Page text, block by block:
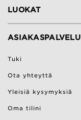
LUOKAT
ASIAKASPALVELU
Tuki
Ota yhteyttä
Yleisiä kysymyksiä
Oma tilini